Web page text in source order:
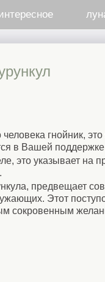
гнойник,
в Вашей поддержке
это указывает на
предвещает
Этот
сокровенным